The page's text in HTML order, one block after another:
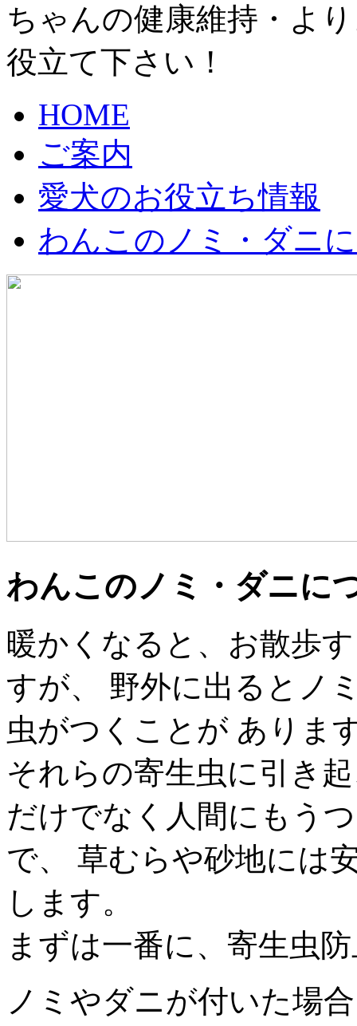
ちゃんの健康維持・よ
役立て下さい！
HOME
ご案内
愛犬のお役立ち情報
わんこのノミ・ダニ
わんこのノミ・ダニに
暖かくなると、お散歩
すが、 野外に出るとノ
虫がつくことが ありま
それらの寄生虫に引き
だけでなく人間にもう
で、 草むらや砂地には
します。
まずは一番に、寄生虫
ノミやダニが付いた場